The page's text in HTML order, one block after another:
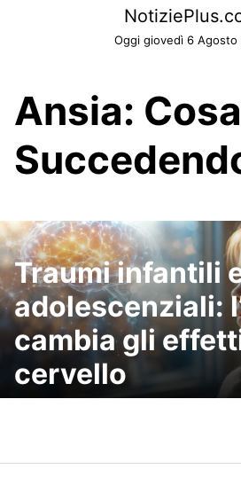
Oggi giovedì 6 Agosto
Ansia:
Traumi infantili
adolescenziali:
cambia gli
cervello